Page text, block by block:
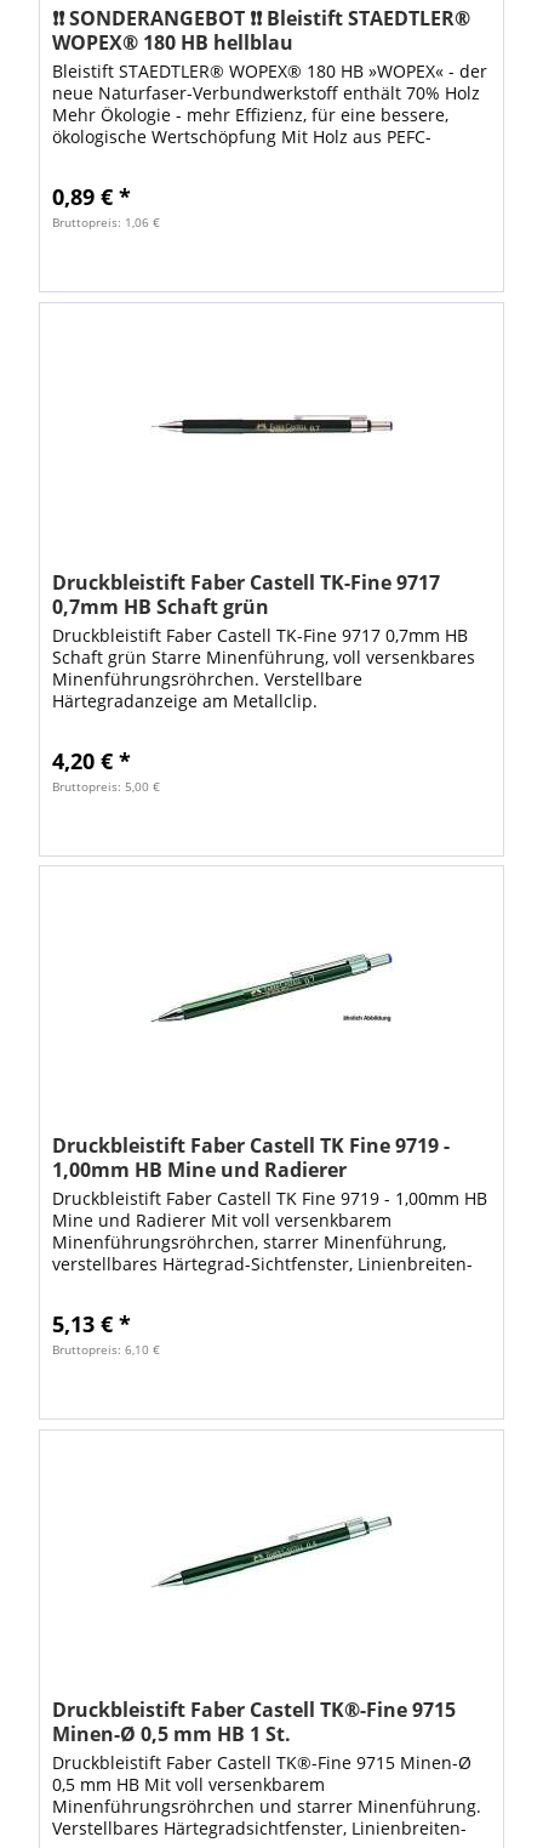
❗❗ SONDERANGEBOT ❗❗ Bleistift STAEDTLER®
WOPEX® 180 HB hellblau
Bleistift STAEDTLER® WOPEX® 180 HB »WOPEX« - der
neue Naturfaser-Verbundwerkstoff enthält 70% Holz
Mehr Ökologie - mehr Effizienz, für eine bessere,
ökologische Wertschöpfung Mit Holz aus PEFC-
0,89 € *
Bruttopreis: 1,06 €
Druckbleistift Faber Castell TK-Fine 9717
0,7mm HB Schaft grün
Druckbleistift Faber Castell TK-Fine 9717 0,7mm HB
Schaft grün Starre Minenführung, voll versenkbares
Minenführungsröhrchen. Verstellbare
Härtegradanzeige am Metallclip.
4,20 € *
Bruttopreis: 5,00 €
Druckbleistift Faber Castell TK Fine 9719 -
1,00mm HB Mine und Radierer
Druckbleistift Faber Castell TK Fine 9719 - 1,00mm HB
Mine und Radierer Mit voll versenkbarem
Minenführungsröhrchen, starrer Minenführung,
verstellbares Härtegrad-Sichtfenster, Linienbreiten-
5,13 € *
Bruttopreis: 6,10 €
Druckbleistift Faber Castell TK®-Fine 9715
Minen-Ø 0,5 mm HB 1 St.
Druckbleistift Faber Castell TK®-Fine 9715 Minen-Ø
0,5 mm HB Mit voll versenkbarem
Minenführungsröhrchen und starrer Minenführung.
Verstellbares Härtegradsichtfenster, Linienbreiten-